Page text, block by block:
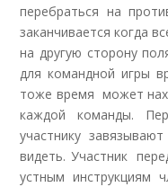
перебраться на
заканчивается когда
на другую сторону
для командной игры
тоже время может
каждой команды.
участнику
видеть. Участник
устным инструкциям